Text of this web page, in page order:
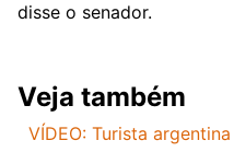
disse o senador.
Veja também
VÍDEO: Turista